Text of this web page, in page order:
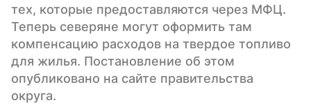
тех, которые предоставляются через МФЦ.
Теперь северяне могут оформить там
компенсацию расходов на твердое топливо
для жилья. Постановление об этом
опубликовано на сайте правительства
округа.